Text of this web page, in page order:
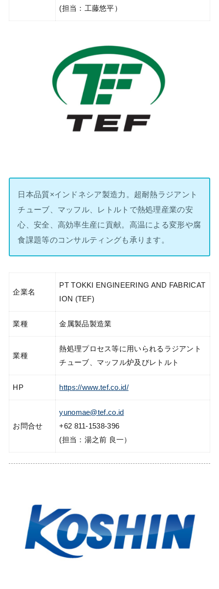
(担当：工藤悠平）
日本品質×インドネシア製造力。超耐熱ラジアント
チューブ、マッフル、レトルトで熱処理産業の安
心、安全、高効率生産に貢献。高温による変形や腐
食課題等のコンサルティングも承ります。
企業名
PT TOKKI ENGINEERING AND FABRICAT
ION (TEF)
業種 金属製品製造業
業種
熱処理プロセス等に用いられるラジアント
チューブ、マッフル炉及びレトルト
HP https://www.tef.co.id/
お問合せ
yunomae@tef.co.id
+62 811-1538-396
(担当：湯之前 良一）